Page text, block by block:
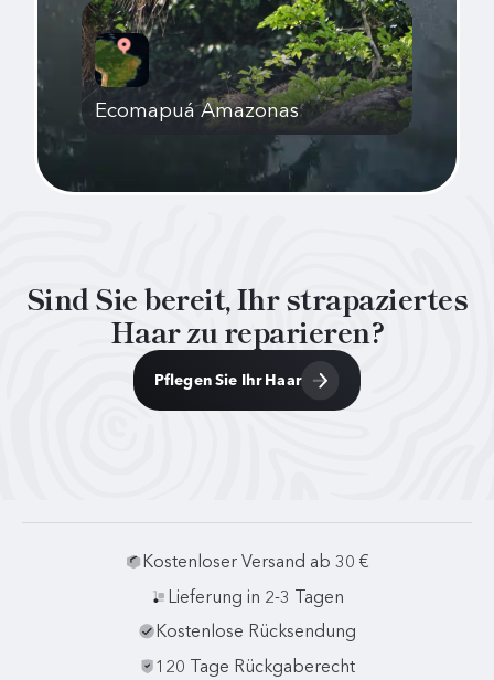
Ecomapuá Amazonas
Sind Sie bereit, Ihr strapaziertes
Haar zu reparieren?
Pflegen Sie Ihr Haar
Kostenloser Versand ab 30 €
Lieferung in 2-3 Tagen
Kostenlose Rücksendung
120 Tage Rückgaberecht